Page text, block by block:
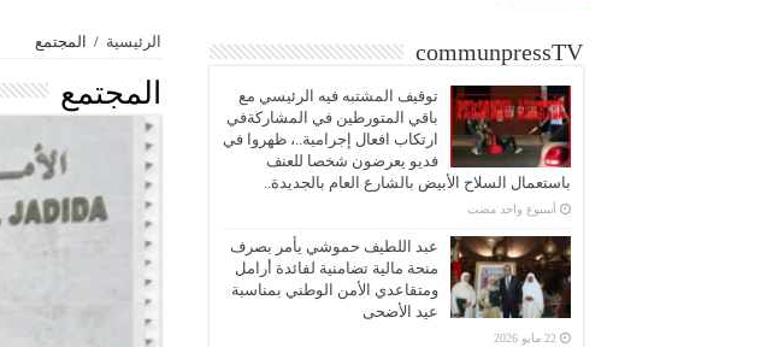
الرئيسية / المجتمع
المجتمع
communpressTV
توقيف المشتبه فيه الرئيسي مع
باقي المتورطين في المشاركةفي
ارتكاب افعال إجرامية..، ظهروا في
فديو يعرضون شخصا للعنف
باستعمال السلاح الأبيض بالشارع العام بالجديدة..
‏أسبوع واحد مضت
عبد اللطيف حموشي يأمر بصرف
منحة مالية تضامنية لفائدة أرامل
ومتقاعدي الأمن الوطني بمناسبة
عيد الأضحى
22 مايو 2026